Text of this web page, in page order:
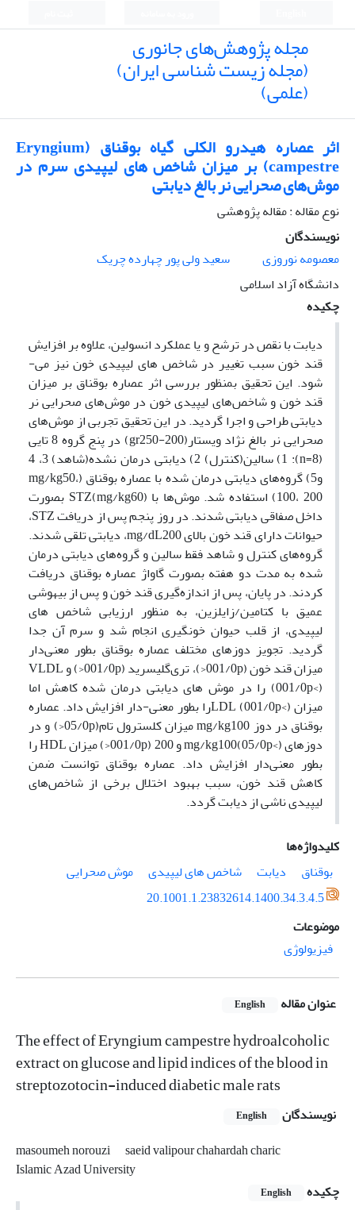
مجله پژوهش‌های جانوری
(مجله زیست شناسی ایران)
(علمی)
اثر عصاره هیدرو الکلی گیاه بوقناق (Eryngium
campestre) بر میزان شاخص های لیپیدی سرم در
موش‌های صحرایی نر بالغ دیابتی
نوع مقاله : مقاله پژوهشی
نویسندگان
معصومه نوروزی
سعید ولی پور چهارده چریک
دانشگاه آزاد اسلامی
چکیده
دیابت با نقص در ترشح و یا عملکرد انسولین، علاوه بر افزایش
قند خون سبب تغییر در شاخص های لیپیدی خون نیز می-
شود. این تحقیق بمنظور بررسی اثر عصاره بوقناق بر میزان
قند خون و شاخص‌های لیپیدی خون در موش‌های صحرایی نر
دیابتی طراحی و اجرا گردید. در این تحقیق تجربی از موش‌های
صحرایی نر بالغ نژاد ویستار(gr250-200) در پنج گروه 8 تایی
(8=n): 1) سالین(کنترل) 2) دیابتی درمان نشده(شاهد) 3، 4
و5) گروه‌های دیابتی درمان شده با عصاره بوقناق (mg/kg50،
100، 200) استفاده شد. موش‌ها با STZ(mg/kg60) بصورت
داخل صفاقی دیابتی شدند. در روز پنجم پس از دریافت STZ،
حیوانات دارای قند خون بالای mg/dL200، دیابتی تلقی شدند.
گروه‌های کنترل و شاهد فقط سالین و گروه‌های دیابتی درمان
شده به مدت دو هفته بصورت گاواژ عصاره بوقناق دریافت
کردند. در پایان، پس از اندازه‌گیری قند خون و پس از بیهوشی
عمیق با کتامین/زایلزین، به منظور ارزیابی شاخص های
لیپیدی، از قلب حیوان خونگیری انجام شد و سرم آن جدا
گردید. تجویز دوزهای مختلف عصاره بوقناق بطور معنی‌دار
میزان قند خون (001/0p<)، تری‌گلیسرید (001/0p<) و VLDL
(001/0p<) را در موش های دیابتی درمان شده کاهش اما
میزان LDL (001/0p<)را بطور معنی-دار افزایش داد. عصاره
بوقناق در دوز mg/kg100 میزان کلسترول تام(05/0p<) و در
دوزهای mg/kg100(05/0p<) و 200 (001/0p<) میزان HDL را
بطور معنی‌دار افزایش داد. عصاره بوقناق توانست ضمن
کاهش قند خون، سبب بهبود اختلال برخی از شاخص‌های
لیپیدی ناشی از دیابت گردد.
کلیدواژه‌ها
بوقناق
دیابت شاخص های لیپیدی
موش صحرایی
20.1001.1.23832614.1400.34.3.4.5
موضوعات
فیزیولوژی
عنوان مقاله English
The effect of Eryngium campestre hydroalcoholic
extract on glucose and lipid indices of the blood in
streptozotocin-induced diabetic male rats
نویسندگان English
masoumeh norouzi
saeid valipour chahardah charic
Islamic Azad University
چکیده
English